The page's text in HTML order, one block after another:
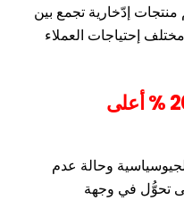
منتجات إدّخارية تجمع بين
مختلف إحتياجات العملاء
بفائدة متدرّجة تصل لـ 20.5 % أعلى
وحالة عدم
تحوُّل في وجهة